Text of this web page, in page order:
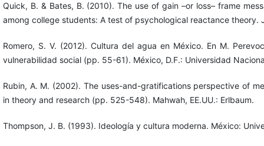
Quick, B. & Bates, B. (2010). The use of gain –or loss– frame
among college students: A test of psychological reactance
Romero, S. V. (2012). Cultura del agua en México. En M.
vulnerabilidad social (pp. 55-61). México, D.F.: Universidad
Rubin, A. M. (2002). The uses-and-gratifications perspective of
in theory and research (pp. 525-548). Mahwah, EE.UU.: Erlbaum.
Thompson, J. B. (1993). Ideología y cultura moderna. México: